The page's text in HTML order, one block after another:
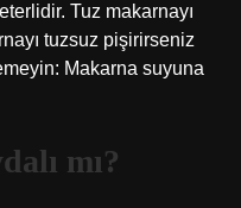
Tuz makarnayı
tuzsuz pişirirseniz
Makarna suyuna
mı?